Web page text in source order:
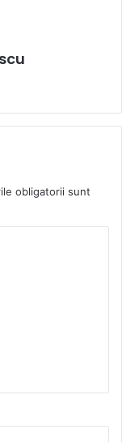
obligatorii sunt